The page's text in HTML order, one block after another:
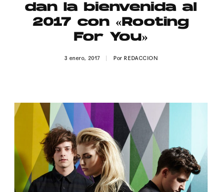
Contacto
Aviso Legal
dan la bienvenida al
2017 con «Rooting
For You»
3 enero, 2017 PorREDACCION